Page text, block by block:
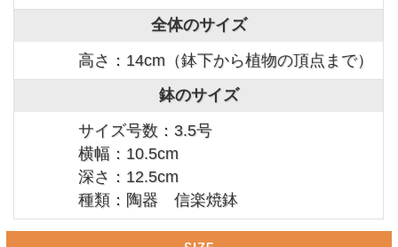
全体のサイズ
高さ：14cm（鉢下から植物の頂点まで）
鉢のサイズ
サイズ号数：3.5号
横幅：10.5cm
深さ：12.5cm
種類：陶器 信楽焼鉢